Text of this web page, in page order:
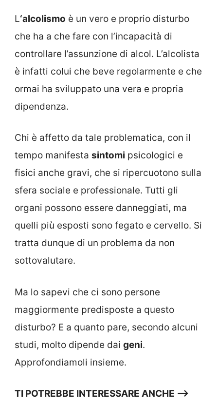
L‘alcolismo è un vero e proprio disturbo
che ha a che fare con l’incapacità di
controllare l’assunzione di alcol. L’alcolista
è infatti colui che beve regolarmente e che
ormai ha sviluppato una vera e propria
dipendenza.
Chi è affetto da tale problematica, con il
tempo manifesta sintomi psicologici e
fisici anche gravi, che si ripercuotono sulla
sfera sociale e professionale. Tutti gli
organi possono essere danneggiati, ma
quelli più esposti sono fegato e cervello. Si
tratta dunque di un problema da non
sottovalutare.
Ma lo sapevi che ci sono persone
maggiormente predisposte a questo
disturbo? E a quanto pare, secondo alcuni
studi, molto dipende dai geni.
Approfondiamoli insieme.
TI POTREBBE INTERESSARE ANCHE —>